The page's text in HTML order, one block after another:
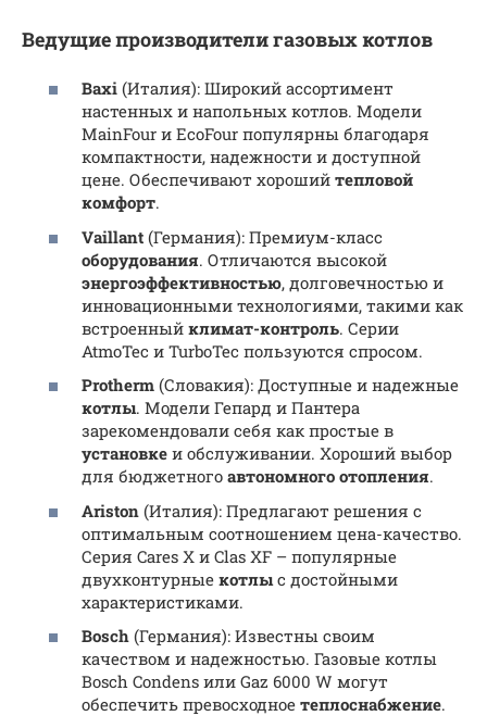
Ведущие производители газовых котлов
Baxi (Италия): Широкий ассортимент
настенных и напольных котлов. Модели
MainFour и EcoFour популярны благодаря
компактности, надежности и доступной
цене. Обеспечивают хороший тепловой
комфорт.
Vaillant (Германия): Премиум-класс
оборудования. Отличаются высокой
энергоэффективностью, долговечностью и
инновационными технологиями, такими как
встроенный климат-контроль. Серии
AtmoTec и TurboTec пользуются спросом.
Protherm (Словакия): Доступные и надежные
котлы. Модели Гепард и Пантера
зарекомендовали себя как простые в
установке и обслуживании. Хороший выбор
для бюджетного автономного отопления.
Ariston (Италия): Предлагают решения с
оптимальным соотношением цена-качество.
Серия Cares X и Clas XF – популярные
двухконтурные котлы с достойными
характеристиками.
Bosch (Германия): Известны своим
качеством и надежностью. Газовые котлы
Bosch Condens или Gaz 6000 W могут
обеспечить превосходное теплоснабжение.